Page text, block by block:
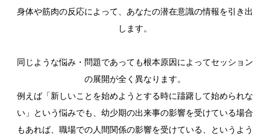
身体や筋肉の反応によって、あなたの潜在意識の情報を引き出
します。
同じような悩み・問題であっても根本原因によってセッション
の展開が全く異なります。
例えば「新しいことを始めようとする時に躊躇して始められな
い」という悩みでも、幼少期の出来事の影響を受けている場合
もあれば、職場での人間関係の影響を受けている、というよう